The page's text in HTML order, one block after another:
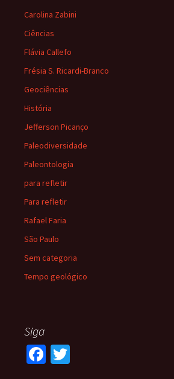
Carolina Zabini
Ciências
Flávia Callefo
Frésia S. Ricardi-Branco
Geociências
História
Jefferson Picanço
Paleodiversidade
Paleontologia
para refletir
Para refletir
Rafael Faria
São Paulo
Sem categoria
Tempo geológico
Siga
Fa